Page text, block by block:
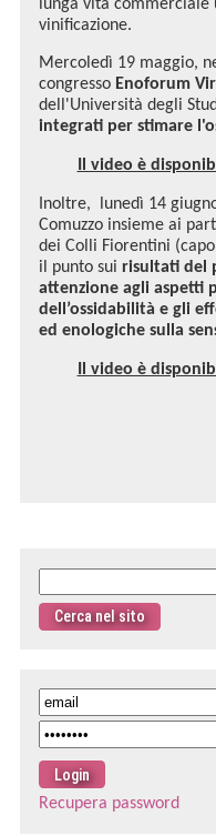
lunga vita
vinificazione.
Mercoledì 19 maggio,
congresso Enoforum
dell'Università degli
integrati per stimare
Il video è
Inoltre, lunedì 14
Comuzzo insieme ai
dei Colli Fiorentini
il punto suirisultati del
attenzione agli aspetti
dell’ossidabilità e gli
ed enologiche sulla
Il video è
Recupera password